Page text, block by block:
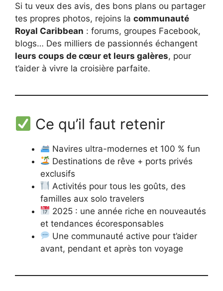
Si tu veux des avis, des bons plans ou partager
tes propres photos, rejoins la communauté
Royal Caribbean : forums, groupes Facebook,
blogs… Des milliers de passionnés échangent
leurs coups de cœur et leurs galères, pour
t’aider à vivre la croisière parfaite.
Ce qu’il faut retenir
Navires ultra-modernes et 100 % fun
Destinations de rêve + ports privés
exclusifs
Activités pour tous les goûts, des
familles aux solo travelers
2025 : une année riche en nouveautés
et tendances écoresponsables
Une communauté active pour t’aider
avant, pendant et après ton voyage